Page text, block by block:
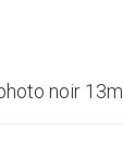
noir